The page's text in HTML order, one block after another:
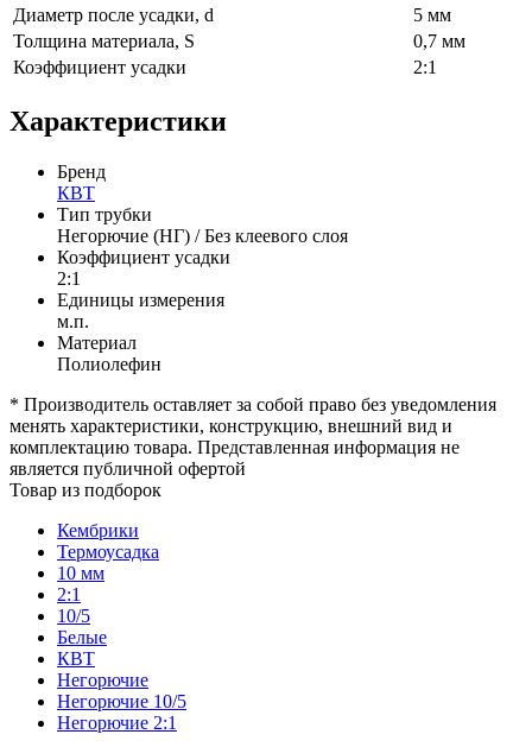
Диаметр после усадки, d
5 мм
Толщина материала, S
0,7 мм
Коэффициент усадки
2:1
Характеристики
Бренд
КВТ
Тип трубки
Негорючие (НГ) / Без клеевого слоя
Коэффициент усадки
2:1
Единицы измерения
м.п.
Материал
Полиолефин
* Производитель оставляет за собой право без уведомления
менять характеристики, конструкцию, внешний вид и
комплектацию товара. Представленная информация не
является публичной офертой
Товар из подборок
Кембрики
Термоусадка
10 мм
2:1
10/5
Белые
КВТ
Негорючие
Негорючие 10/5
Негорючие 2:1